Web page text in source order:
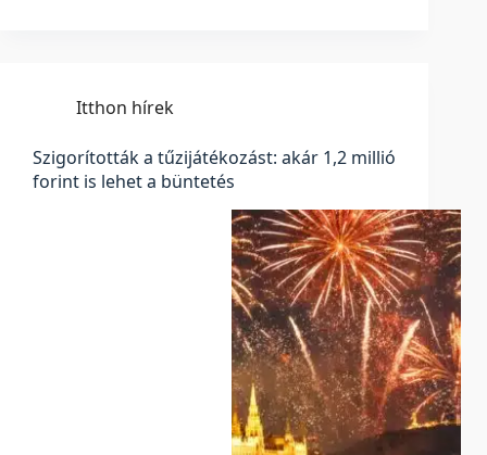
Itthon hírek
Szigorították a tűzijátékozást: akár 1,2 millió
forint is lehet a büntetés